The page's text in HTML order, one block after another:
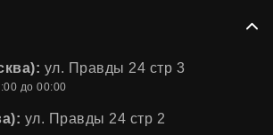
ул. Правды 24 стр 3
до 00:00
ул. Правды 24 стр 2